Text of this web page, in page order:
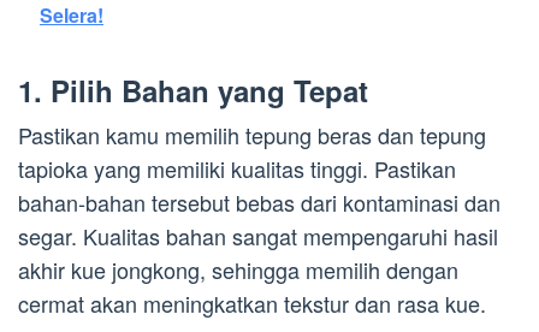
Selera!
1. Pilih Bahan yang Tepat
Pastikan kamu memilih tepung beras dan tepung
tapioka yang memiliki kualitas tinggi. Pastikan
bahan-bahan tersebut bebas dari kontaminasi dan
segar. Kualitas bahan sangat mempengaruhi hasil
akhir kue jongkong, sehingga memilih dengan
cermat akan meningkatkan tekstur dan rasa kue.